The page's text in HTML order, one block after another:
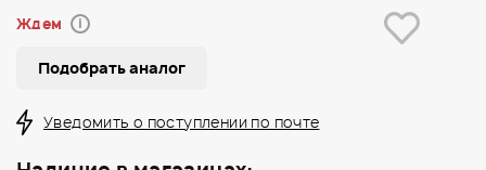
Ждем i
Подобрать аналог
Уведомить о поступлении по почте